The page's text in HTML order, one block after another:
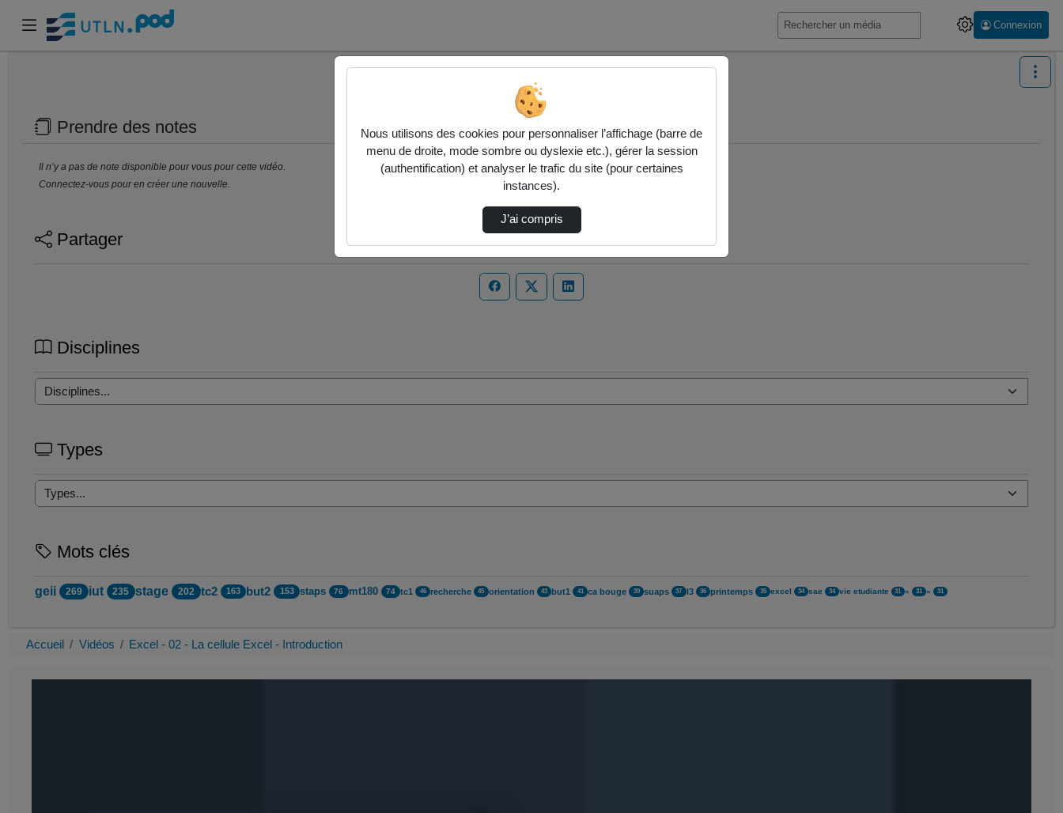
Connexion
Prendre des notes
Il n’y a pas de note disponible pour vous pour cette vidéo.
Connectez-vous pour en créer une nouvelle.
Partager
Disciplines
Types
Mots clés
geii 269 iut 235 stage 202 tc2 163 but2 153 staps 76 mt180 74 tc1 46 recherche 45 orientation 43 but1 41 ca bouge 39 suaps 37 l3 36 printemps 35 excel 34 sae 34 vie etudiante 31 « 31 » 31
Accueil Vidéos Excel - 02 - La cellule Excel - Introduction
Nous utilisons des cookies pour personnaliser l’affichage (barre de
menu de droite, mode sombre ou dyslexie etc.), gérer la session
(authentification) et analyser le trafic du site (pour certaines
instances).
J’ai compris